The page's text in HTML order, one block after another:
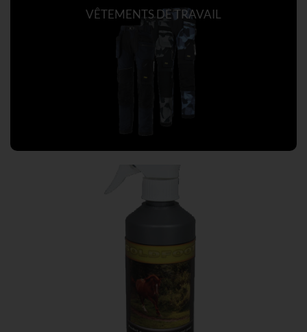
VÊTEMENTS DE TRAVAIL